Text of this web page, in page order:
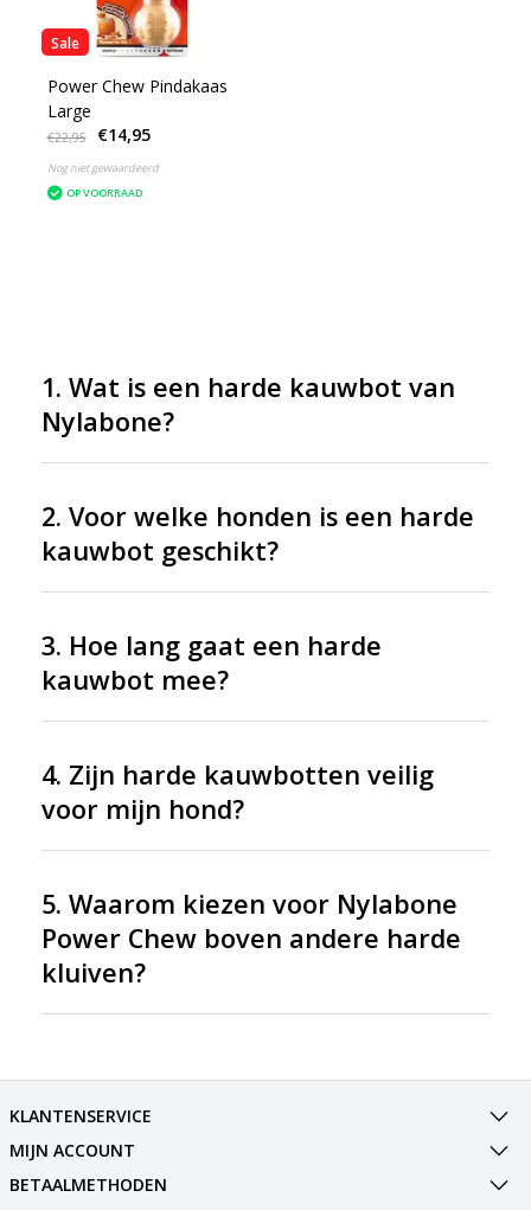
Sale
Power Chew Pindakaas
Large
€22,95 €14,95
Nog niet gewaardeerd
OP VOORRAAD
1. Wat is een harde kauwbot van
Nylabone?
2. Voor welke honden is een harde
kauwbot geschikt?
3. Hoe lang gaat een harde
kauwbot mee?
4. Zijn harde kauwbotten veilig
voor mijn hond?
5. Waarom kiezen voor Nylabone
Power Chew boven andere harde
kluiven?
KLANTENSERVICE
MIJN ACCOUNT
BETAALMETHODEN